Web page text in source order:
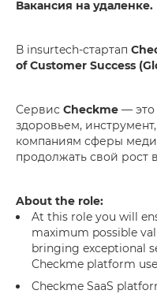
Вакансия на удаленке.
В insurtech-cтартап
of Customer Success
Сервис Checkme — это
здоровьем,
компаниям сферы
продолжать свой
About the role:
At this role you will
maximum possible
bringing exceptional
Checkme platform
Checkme SaaS